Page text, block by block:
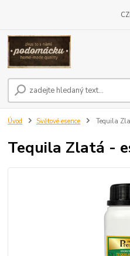
Úvod Světové esence Tequila
Tequila Zlatá -